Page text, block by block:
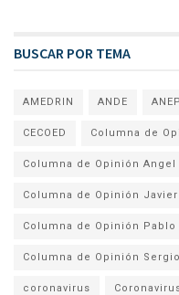
BUSCAR POR TEMA
AMEDRIN ANDE ANEP
CECOED Columna de
Columna de Opinión
Columna de Opinión Javier
Columna de Opinión Pablo
Columna de Opinión
coronavirus